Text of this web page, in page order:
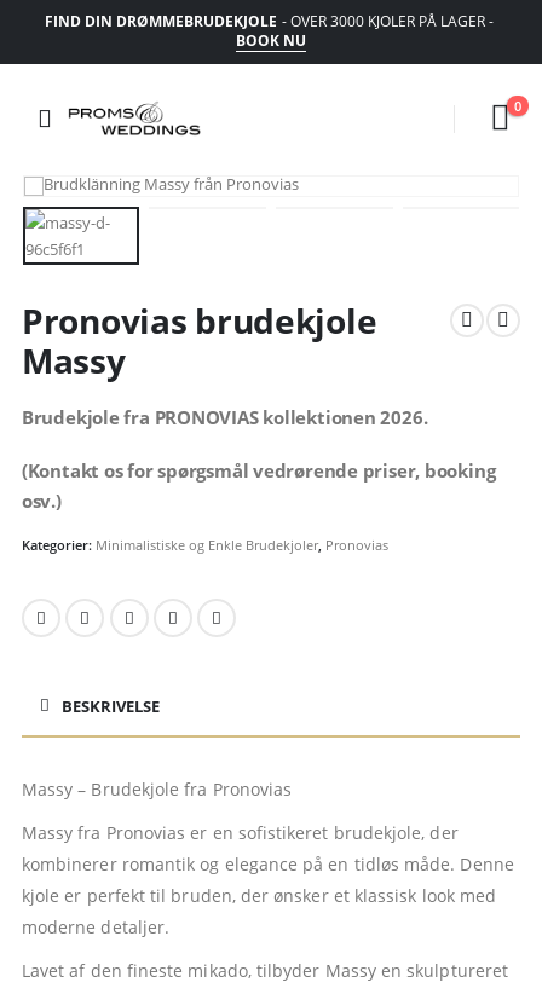
FIND DIN DRØMMEBRUDEKJOLE - OVER 3000 KJOLER PÅ LAGER -
BOOK NU
0
Pronovias brudekjole
Massy
Brudekjole fra PRONOVIAS kollektionen 2026.
(Kontakt os for spørgsmål vedrørende priser, booking
osv.)
Kategorier: Minimalistiske og Enkle Brudekjoler, Pronovias
BESKRIVELSE
Massy – Brudekjole fra Pronovias
Massy fra Pronovias er en sofistikeret brudekjole, der
kombinerer romantik og elegance på en tidløs måde. Denne
kjole er perfekt til bruden, der ønsker et klassisk look med
moderne detaljer.
Lavet af den fineste mikado, tilbyder Massy en skulptureret